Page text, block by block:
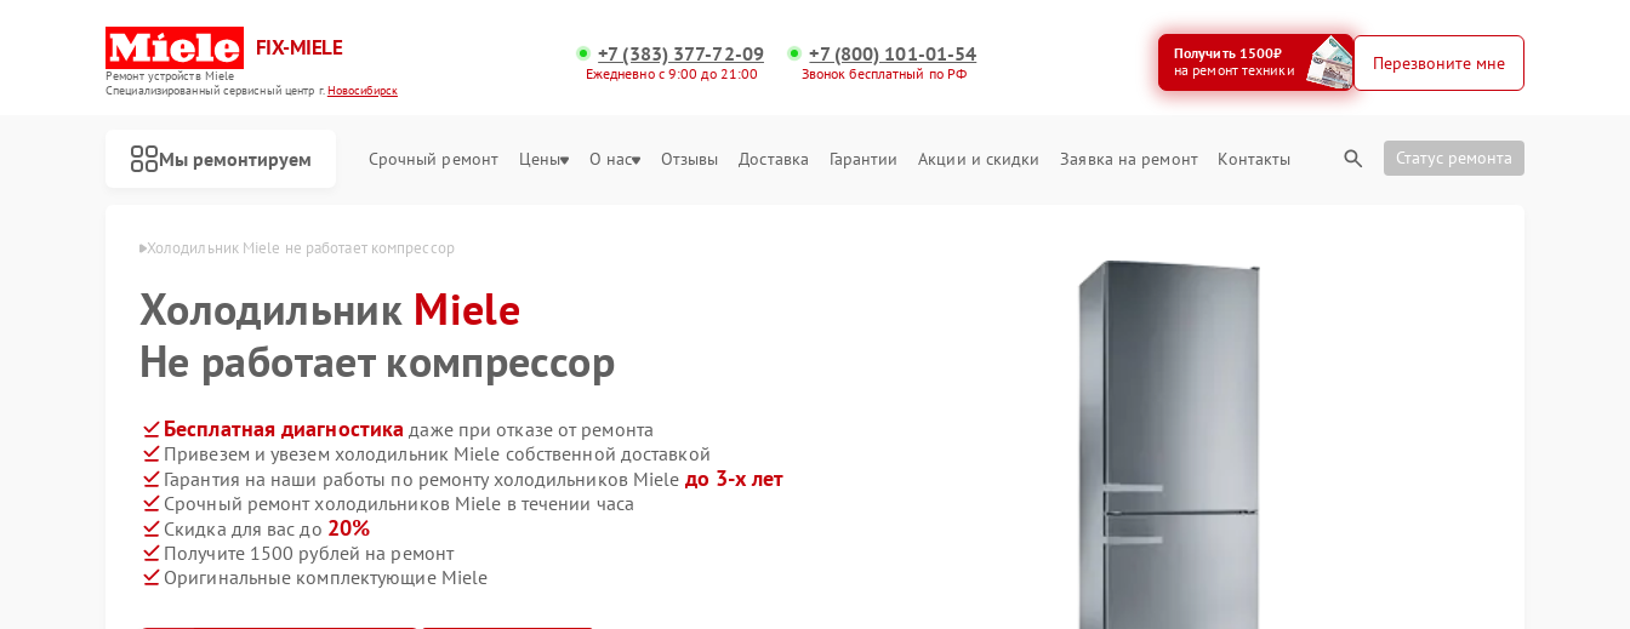
FIX-MIELE
Ремонт устройств Miele
Специализированный cервисный центр г.Новосибирск
+7 (383) 377-72-09
Ежедневно с 9:00 до 21:00
+7 (800) 101-01-54
Звонок бесплатный по РФ
Получить 1500₽
на ремонт техники
Перезвоните мне
Мы ремонтируем Срочный ремонт Цены О нас Отзывы Доставка Гарантии Акции и скидки Заявка на ремонт Контакты Статус ремонта
Холодильник Miele не работает компрессор
Холодильник Miele
Не работает компрессор
Бесплатная диагностика даже при отказе от ремонта
Привезем и увезем холодильник Miele собственной доставкой
Гарантия на наши работы по ремонту холодильников Miele до 3-х лет
Срочный ремонт холодильников Miele в течении часа
Скидка для вас до 20%
Получите 1500 рублей на ремонт
Оригинальные комплектующие Miele